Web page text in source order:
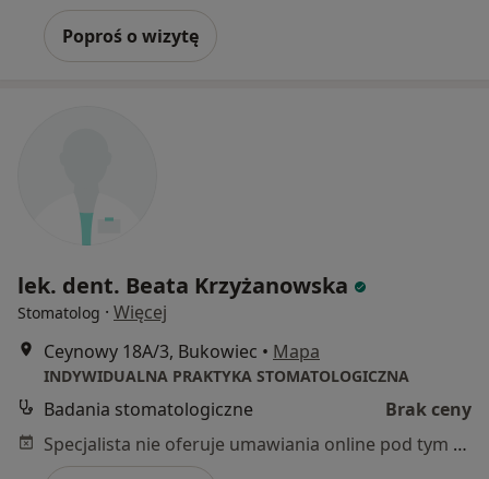
Poproś o wizytę
lek. dent. Beata Krzyżanowska
Stomatolog · Więcej
Ceynowy 18A/3, Bukowiec • Mapa
INDYWIDUALNA PRAKTYKA STOMATOLOGICZNA
Badania stomatologiczne
Brak ceny
Specjalista nie oferuje umawiania online pod tym adresem.